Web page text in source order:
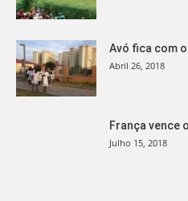
Avó fica com
Abril 26, 2018
França vence
Julho 15, 2018